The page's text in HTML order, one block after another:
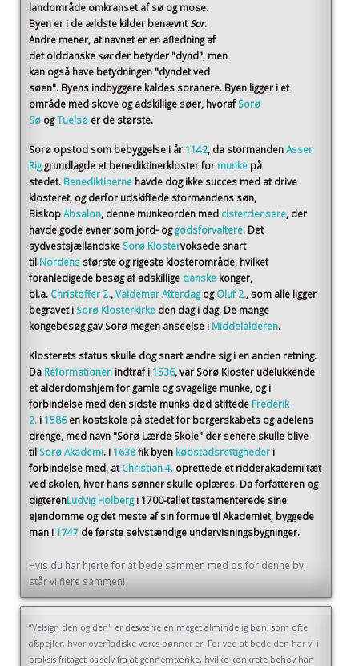
landområde omkranset af sø og mose.
Byen er i de ældste kilder benævnt Sor.
Andre mener, at navnet er en afledning af
det olddanske sør der betyder "dynd", men
kan også have betydningen "dyndet ved
søen". Byens indbyggere kaldes soranere. Byen ligger i et
område med skove og adskillige søer, hvoraf Sorø
Sø ogTuelsø er de største.
Sorø opstod som bebyggelse i år 1142, da stormandenAsser
Rig grundlagde et benediktinerkloster for munke på
stedet. Benediktinerne havde dog ikke succes med at drive
klosteret, og derfor udskiftede stormandens søn,
BiskopAbsalon, denne munkeorden med cisterciensere, der
havde gode evner som jord- og godsforvaltere. Det
sydvestsjællandske Sorø Klostervoksede snart
til Nordens største og rigeste klosterområde, hvilket
foranledigede besøg af adskillige danske konger,
bl.a. Christoffer 2.,Valdemar Atterdag og Oluf 2., som alle ligger
begravet i Sorø Klosterkirke den dag i dag. De mange
kongebesøg gav Sorø megen anseelse i Middelalderen.
Klosterets status skulle dog snart ændre sig i en anden retning.
Da Reformationen indtraf i 1536, var Sorø Kloster udelukkende
et alderdomshjem for gamle og svagelige munke, og i
forbindelse med den sidste munks død stiftede Frederik
2. i 1586 en kostskole på stedet for borgerskabets og adelens
drenge, med navn "Sorø Lærde Skole" der senere skulle blive
til Sorø Akademi. I 1638fik byen købstadsrettigheder i
forbindelse med, at Christian 4. oprettede et ridderakademi tæt
ved skolen, hvor hans sønner skulle oplæres. Da forfatteren og
digterenLudvig Holberg i 1700-tallet testamenterede sine
ejendomme og det meste af sin formue til Akademiet, byggede
man i 1747 de første selvstændige undervisningsbygninger.
Hvis du har hjerte for at bede sammen med os for denne by,
står vi flere sammen!
“Velsign den og den" er desværre en meget almindelig bøn, som ofte
afspejler, hvor overfladiske vores bønner er. For ved at bede den har vi i
praksis fritaget os selv fra at gennemtænke, hvilke konkrete behov han